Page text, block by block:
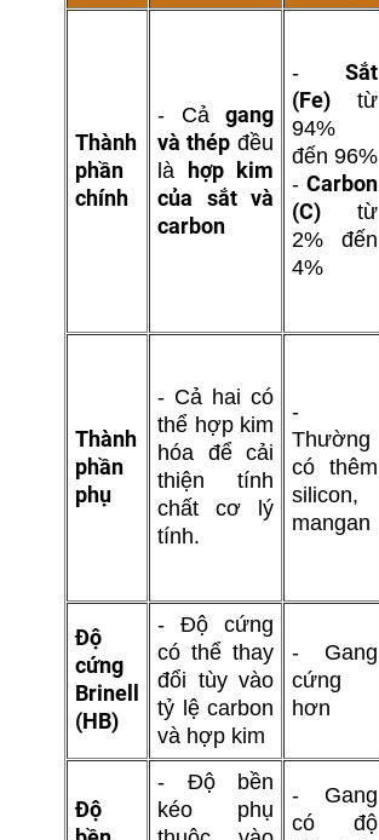
Thành
phần
chính
- Cả gang
và thép đều
là
hợp kim
của sắt và
carbon
- Sắt
(Fe) từ
94%
đến 96%
- Carbon
(C) từ
2% đến
4%
Thành
phần
phụ
- Cả hai có
thể hợp kim
hóa để cải
thiện tính
chất cơ lý
tính.
-
Thường
có thêm
silicon,
mangan
Độ
cứng
Brinell
(HB)
- Độ cứng
có thể thay
đổi tùy vào
tỷ lệ carbon
và hợp kim
- Gang
cứng
hơn
Độ
- Độ bền
kéo phụ
- Gang
có độ